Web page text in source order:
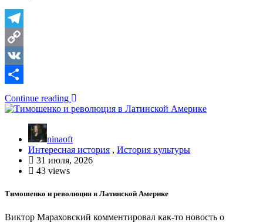
Telegram
Copy
Link
VK
Отправить
Continue reading
ninaoft
Интересная история , История культуры
31 июля, 2026
43 views
Тимошенко и революция в Латинской Америке
Виктор Мараховский комментировал как-то новость о